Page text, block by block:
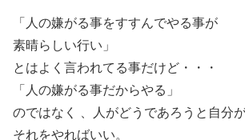
「人の嫌がる事をすすんでやる事が
素晴らしい行い」
とはよく言われてる事だけど・・・
「人の嫌がる事だからやる」
のではなく 、人がどうであろうと自分
それをやればいい。